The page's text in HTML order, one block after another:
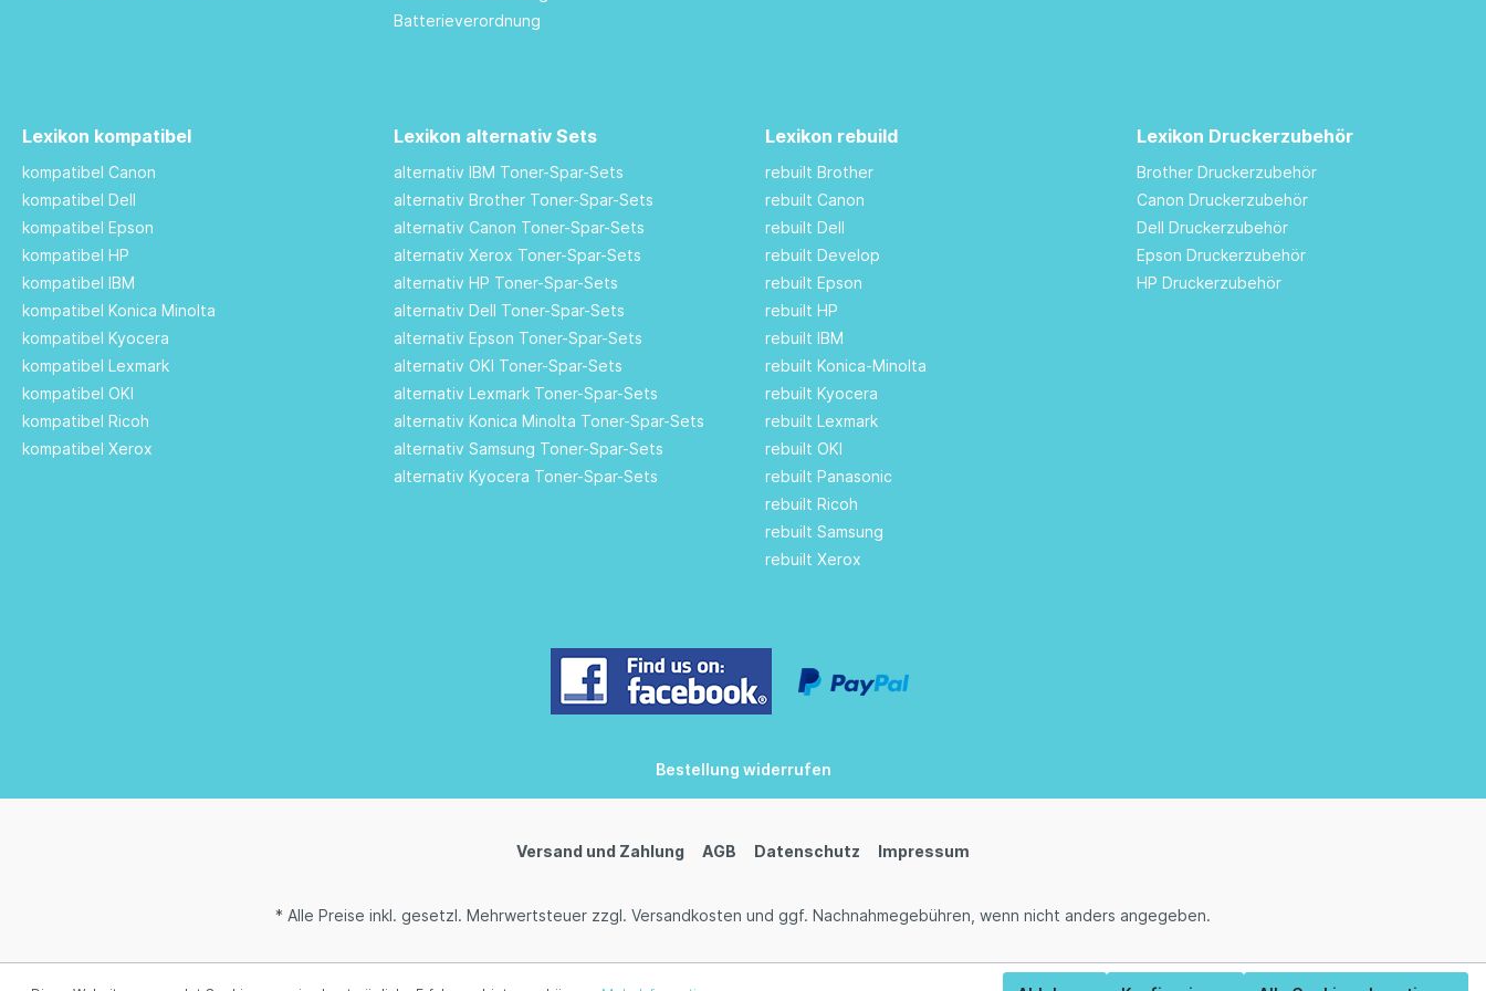
Batterieverordnung
Lexikon kompatibel
kompatibel Canon
kompatibel Dell
kompatibel Epson
kompatibel HP
kompatibel IBM
kompatibel Konica Minolta
kompatibel Kyocera
kompatibel Lexmark
kompatibel OKI
kompatibel Ricoh
kompatibel Xerox
Lexikon alternativ Sets
alternativ IBM Toner-Spar-Sets
alternativ Brother Toner-Spar-Sets
alternativ Canon Toner-Spar-Sets
alternativ Xerox Toner-Spar-Sets
alternativ HP Toner-Spar-Sets
alternativ Dell Toner-Spar-Sets
alternativ Epson Toner-Spar-Sets
alternativ OKI Toner-Spar-Sets
alternativ Lexmark Toner-Spar-Sets
alternativ Konica Minolta Toner-Spar-Sets
alternativ Samsung Toner-Spar-Sets
alternativ Kyocera Toner-Spar-Sets
Lexikon rebuild
rebuilt Brother
rebuilt Canon
rebuilt Dell
rebuilt Develop
rebuilt Epson
rebuilt HP
rebuilt IBM
rebuilt Konica-Minolta
rebuilt Kyocera
rebuilt Lexmark
rebuilt OKI
rebuilt Panasonic
rebuilt Ricoh
rebuilt Samsung
rebuilt Xerox
Lexikon Druckerzubehör
Brother Druckerzubehör
Canon Druckerzubehör
Dell Druckerzubehör
Epson Druckerzubehör
HP Druckerzubehör
Bestellung widerrufen
Versand und Zahlung AGB Datenschutz Impressum
* Alle Preise inkl. gesetzl. Mehrwertsteuer zzgl. Versandkosten und ggf. Nachnahmegebühren, wenn nicht anders angegeben.